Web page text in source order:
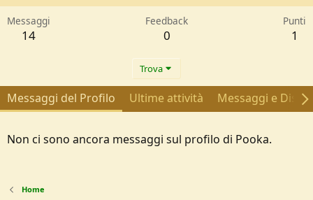
Messaggi
14
Feedback
0
Punti
1
Trova
Messaggi del Profilo Ultime attività Messaggi e
Non ci sono ancora messaggi sul profilo di Pooka.
Home